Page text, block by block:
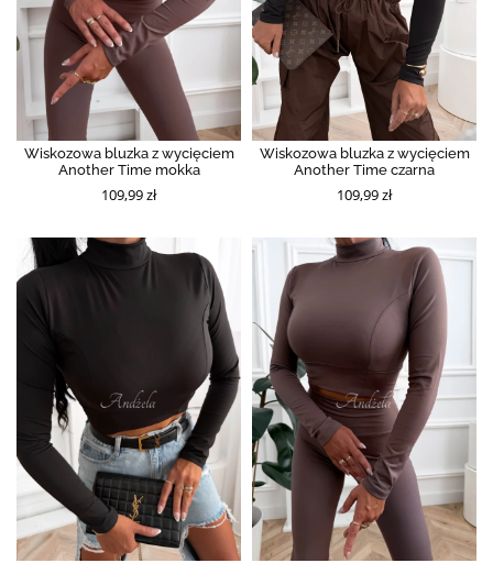
Wiskozowa bluzka z wycięciem
Another Time mokka
109,99 zł
Wiskozowa bluzka z wycięciem
Another Time czarna
109,99 zł